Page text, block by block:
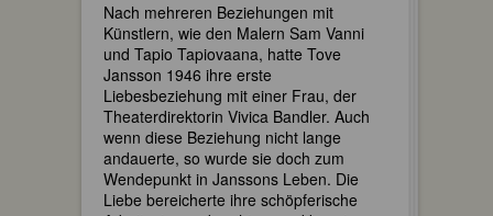
Nach mehreren Beziehungen mit
Künstlern, wie den Malern Sam Vanni
und Tapio Tapiovaana, hatte Tove
Jansson 1946 ihre erste
Liebesbeziehung mit einer Frau, der
Theaterdirektorin Vivica Bandler. Auch
wenn diese Beziehung nicht lange
andauerte, so wurde sie doch zum
Wendepunkt in Janssons Leben. Die
Liebe bereicherte ihre schöpferische